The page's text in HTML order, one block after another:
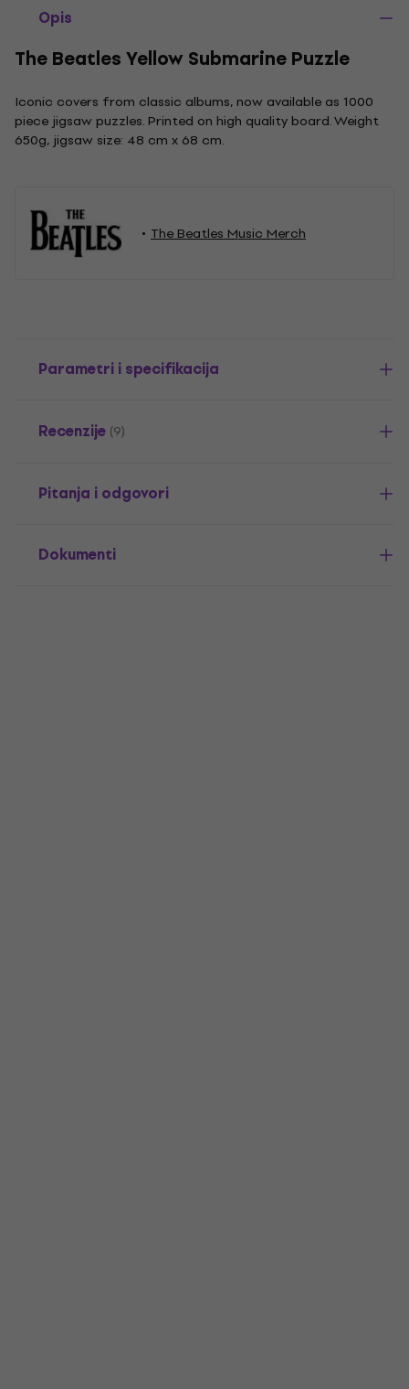
Opis
The Beatles Yellow Submarine Puzzle
Iconic covers from classic albums, now available as 1000
piece jigsaw puzzles. Printed on high quality board. Weight
650g, jigsaw size: 48 cm x 68 cm.
The Beatles Music Merch
Parametri i specifikacija
Recenzije (9)
Pitanja i odgovori
Dokumenti